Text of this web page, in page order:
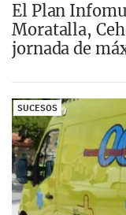
El Plan
Moratalla,
jornada de
SUCESOS